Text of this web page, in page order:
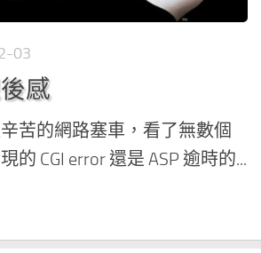
03
感
苦的網路塞車，看了無數個
的 CGI error 還是 ASP 逾時的...